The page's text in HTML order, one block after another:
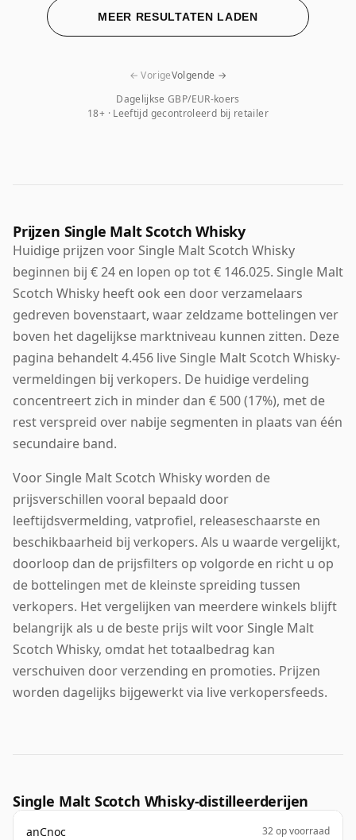
MEER RESULTATEN LADEN
Dagelijkse GBP/EUR-koers
18+ · Leeftijd gecontroleerd bij retailer
← VorigeVolgende →
Prijzen Single Malt Scotch Whisky
Huidige prijzen voor Single Malt Scotch Whisky
beginnen bij € 24 en lopen op tot € 146.025. Single Malt
Scotch Whisky heeft ook een door verzamelaars
gedreven bovenstaart, waar zeldzame bottelingen ver
boven het dagelijkse marktniveau kunnen zitten. Deze
pagina behandelt 4.456 live Single Malt Scotch Whisky-
vermeldingen bij verkopers. De huidige verdeling
concentreert zich in minder dan € 500 (17%), met de
rest verspreid over nabije segmenten in plaats van één
secundaire band.
Voor Single Malt Scotch Whisky worden de
prijsverschillen vooral bepaald door
leeftijdsvermelding, vatprofiel, releaseschaarste en
beschikbaarheid bij verkopers. Als u waarde vergelijkt,
doorloop dan de prijsfilters op volgorde en richt u op
de bottelingen met de kleinste spreiding tussen
verkopers. Het vergelijken van meerdere winkels blijft
belangrijk als u de beste prijs wilt voor Single Malt
Scotch Whisky, omdat het totaalbedrag kan
verschuiven door verzending en promoties. Prijzen
worden dagelijks bijgewerkt via live verkopersfeeds.
Single Malt Scotch Whisky-distilleerderijen
anCnoc 32 op voorraad